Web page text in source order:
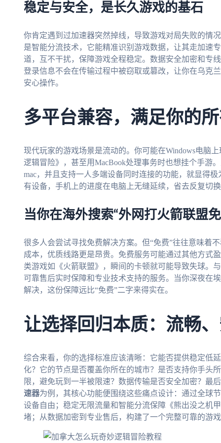
稳定与安全，是长久游戏的基石
你肯定遇到过加速器突然掉线，导致游戏对局失败的情
是智能分流技术，它能精准识别游戏数据，让其走加速
道，互不干扰，保障游戏全程稳定。数据安全加密和专
登录信息不会在传输过程中被窃取或篡改，让你在乌克
安心操作。
多平台兼容，满足你的
现代玩家的游戏场景是流动的。你可能在Windows电脑
逻辑冒险》，甚至用MacBook处理事务时也想挂个手游
mac，并且支持一人多端设备同时连接的功能，就显得
有设备，手机上的进度在电脑上无缝延续，省去反复切
当你在海外搜索“外网打火箭联盟
很多人会尝试寻找免费解决方案。但“免费”往往意味着
成本，优质线路更是昂贵。免费服务可能通过其他方式
类游戏如《火箭联盟》，瞬间的卡顿就可能导致失球。
可靠售后实时保障和专业技术支持的服务。当你深夜在
解决，这份保障远比“免费”二字来得实在。
让选择回归本质：流畅
综合来看，你的选择标准应该清晰：它能否提供稳定低
化？它的节点是否覆盖你所在的城市？是否支持你手头
限，避免玩到一半被限速？数据传输是否安全加密？最
速器为例，其核心功能便围绕这些痛点设计：通过全球
设备自由；稳定无限流量和智能分流保障《熊出没之机
堵；从数据加密到专业售后，构建了一个完整可靠的游